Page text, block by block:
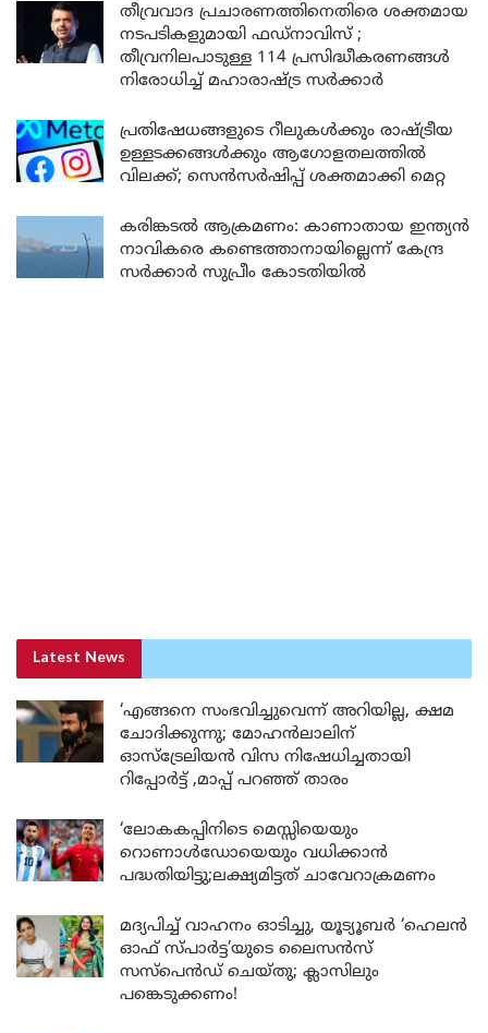
തീവ്രവാദ പ്രചാരണത്തിനെതിരെ ശക്തമായ
നടപടികളുമായി ഫഡ്നാവിസ് ;
തീവ്രനിലപാടുള്ള 114 പ്രസിദ്ധീകരണങ്ങൾ
നിരോധിച്ച് മഹാരാഷ്ട്ര സർക്കാർ
പ്രതിഷേധങ്ങളുടെ റീലുകൾക്കും രാഷ്ട്രീയ
ഉള്ളടക്കങ്ങൾക്കും ആഗോളതലത്തിൽ
വിലക്ക്; സെൻസർഷിപ്പ് ശക്തമാക്കി മെറ്റ
കരിങ്കടൽ ആക്രമണം: കാണാതായ ഇന്ത്യൻ
നാവികരെ കണ്ടെത്താനായില്ലെന്ന് കേന്ദ്ര
സർക്കാർ സുപ്രീം കോടതിയിൽ
Latest News
‘എങ്ങനെ സംഭവിച്ചുവെന്ന് അറിയില്ല, ക്ഷമ
ചോദിക്കുന്നു; മോഹൻലാലിന്
ഓസ്ട്രേലിയൻ വിസ നിഷേധിച്ചതായി
റിപ്പോർട്ട് ,മാപ്പ് പറഞ്ഞ് താരം
‘ലോകകപ്പിനിടെ മെസ്സിയെയും
റൊണാൾഡോയെയും വധിക്കാൻ
പദ്ധതിയിട്ടു;ലക്ഷ്യമിട്ടത് ചാവേറാക്രമണം
മദ്യപിച്ച് വാഹനം ഓടിച്ചു, യൂട്യൂബർ ‘ഹെലൻ
ഓഫ് സ്പാർട്ട’യുടെ ലൈസൻസ്
സസ്പെൻഡ് ചെയ്തു; ക്ലാസിലും
പങ്കെടുക്കണം!